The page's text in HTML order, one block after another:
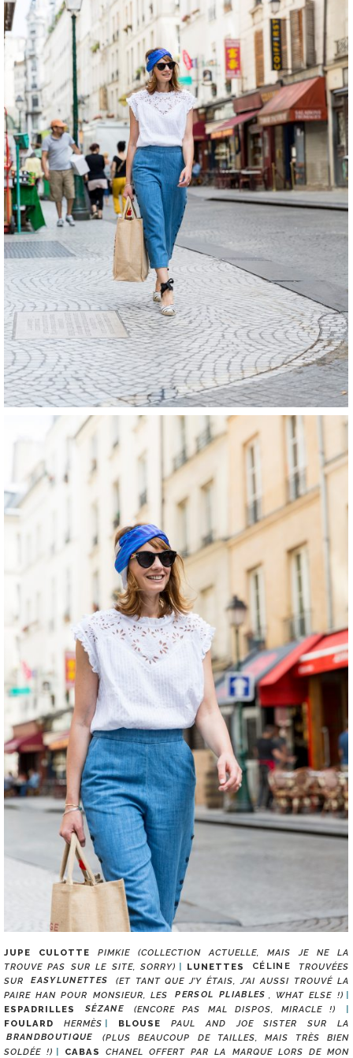
JUPE CULOTTE
PIMKIE (COLLECTION ACTUELLE, MAIS JE NE LA
TROUVE PAS SUR LE SITE, SORRY)
LUNETTES CÉLINE
TROUVÉES
SUR
EASYLUNETTES
(ET TANT QUE J’Y ÉTAIS, J’AI AUSSI TROUVÉ LA
PAIRE HAN POUR MONSIEUR, LES
PERSOL PLIABLES
, WHAT ELSE !)
ESPADRILLES
SÉZANE
(ENCORE PAS MAL DISPOS, MIRACLE !)
FOULARD HERMÈS BLOUSE PAUL AND JOE SISTER SUR LA
BRANDBOUTIQUE
(PLUS BEAUCOUP DE TAILLES, MAIS TRÈS BIEN
SOLDÉE !)
CABAS
CHANEL OFFERT PAR LA MARQUE LORS DE MON